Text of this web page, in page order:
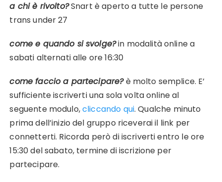
a chi è rivolto?Snart è aperto a tutte le persone
trans under 27
come e quando si svolge?in modalità online a
sabati alternati alle ore 16:30
come faccio a partecipare?è molto semplice. E’
sufficiente iscriverti una sola volta online al
seguente modulo,cliccando qui. Qualche minuto
prima dell’inizio del gruppo riceverai il link per
connetterti. Ricorda però di iscriverti entro le ore
15:30 del sabato, termine di iscrizione per
partecipare.